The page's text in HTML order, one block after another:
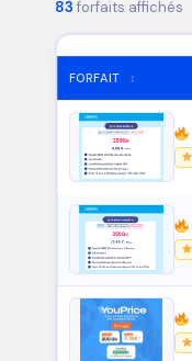
83 forfaits affichés
FORFAIT ↕